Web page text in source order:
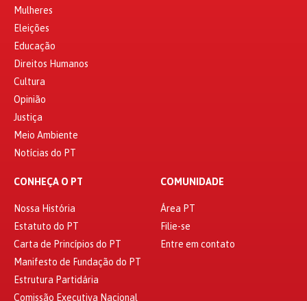
Mulheres
Eleições
Educação
Direitos Humanos
Cultura
Opinião
Justiça
Meio Ambiente
Notícias do PT
CONHEÇA O PT
Nossa História
Estatuto do PT
Carta de Princípios do PT
Manifesto de Fundação do PT
Estrutura Partidária
Comissão Executiva Nacional
COMUNIDADE
Área PT
Filie-se
Entre em contato